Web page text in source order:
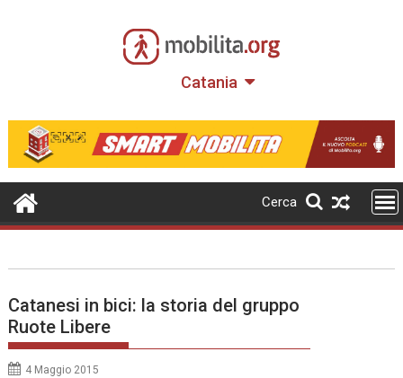
Catania
Cerca
Catanesi in bici: la storia del gruppo
Ruote Libere
4 Maggio 2015